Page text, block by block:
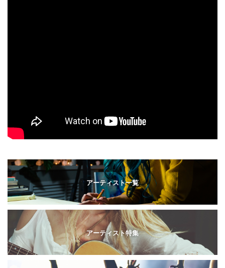
アーティスト一覧
アーティスト特集